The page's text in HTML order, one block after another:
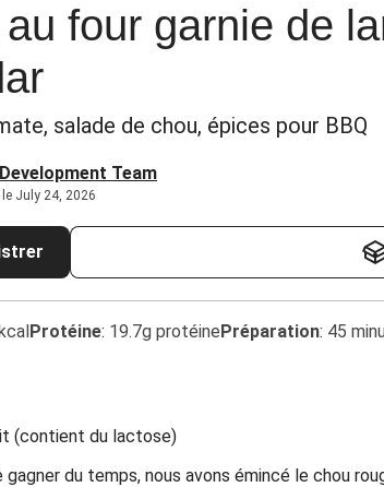
four garnie de
salade de chou, épices pour BBQ
Team
July 24, 2026
Protéine: 19.7g protéinePréparation: 45
(contient du lactose)
gagner du temps, nous avons émincé le chou